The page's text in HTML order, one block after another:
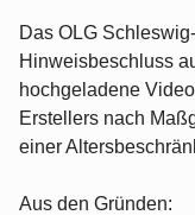
Das OLG
Hinweisbeschluss
hochgeladene
Erstellers nach
einer
Aus den Gründen: